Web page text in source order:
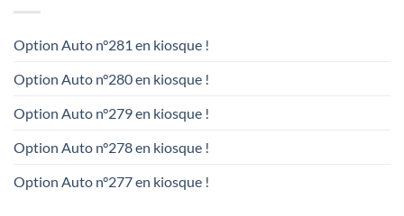
Option Auto n°281 en kiosque !
Option Auto n°280 en kiosque !
Option Auto n°279 en kiosque !
Option Auto n°278 en kiosque !
Option Auto n°277 en kiosque !